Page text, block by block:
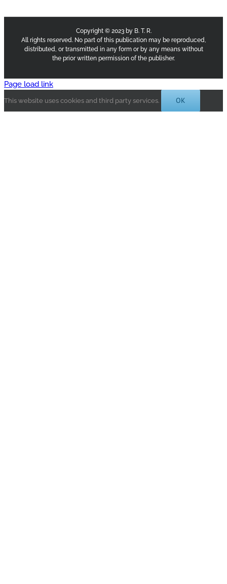
Copyright © 2023 by B. T. R.
All rights reserved. No part of this publication may be reproduced,
distributed, or transmitted in any form or by any means without
the prior written permission of the publisher.
Page load link
This website uses cookies and third party services. OK